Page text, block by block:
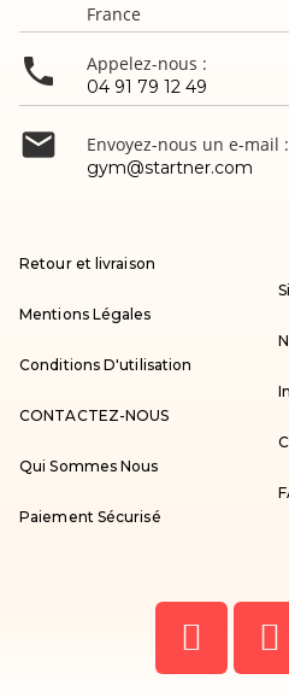
France
 Appelez-nous :
04 91 79 12 49
 Envoyez-nous un e-mail :
gym@startner.com
Retour et livraison
Mentions Légales
Conditions D'utilisation
CONTACTEZ-NOUS
Qui Sommes Nous
Paiement Sécurisé